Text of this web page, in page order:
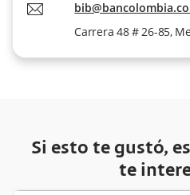
mail
Carrera 48 # 26-85,
Si esto te gustó,
te